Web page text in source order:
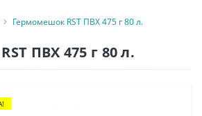
Гермомешок RST ПВХ 475 г 80 л.
ПВХ 475 г 80 л.